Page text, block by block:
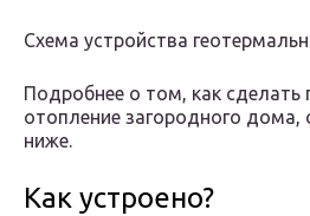
Схема устройства
Подробнее о том, как сделать
отопление загородного дома,
ниже.
Как устроено?